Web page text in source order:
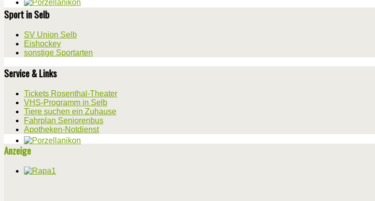
Sport in Selb
SV Union Selb
Eishockey
sonstige Sportarten
Service & Links
Tickets Rosenthal-Theater
VHS-Programm in Selb
Tiere suchen ein Zuhause
Fahrplan Seniorenbus
Apotheken-Notdienst
Anzeige